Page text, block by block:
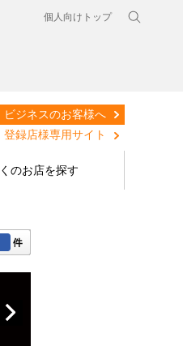
個人向けトップ
ビジネスのお客様へ
登録店様専用サイト
のお店を探す